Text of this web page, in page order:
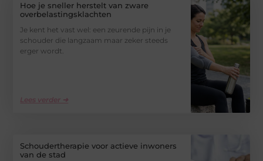
Hoe je sneller herstelt van zware
overbelastingsklachten
Je kent het vast wel: een zeurende pijn in je
schouder die langzaam maar zeker steeds
erger wordt.
Lees verder ➜
Schoudertherapie voor actieve inwoners
van de stad